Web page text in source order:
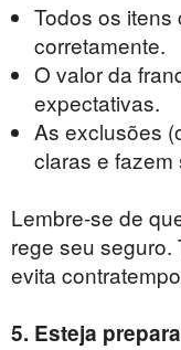
Todos os
corretamente.
O valor da
expectativas.
As exclusões
claras e
Lembre-se de
rege seu seguro.
evita
5. Esteja